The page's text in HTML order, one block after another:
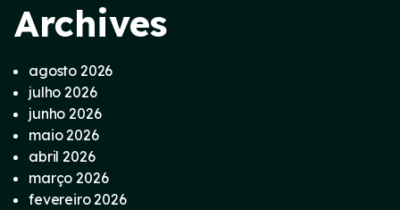
Archives
agosto 2026
julho 2026
junho 2026
maio 2026
abril 2026
março 2026
fevereiro 2026